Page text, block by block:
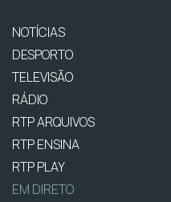
NOTÍCIAS
DESPORTO
TELEVISÃO
RÁDIO
RTP ARQUIVOS
RTP ENSINA
RTP PLAY
EM DIRETO